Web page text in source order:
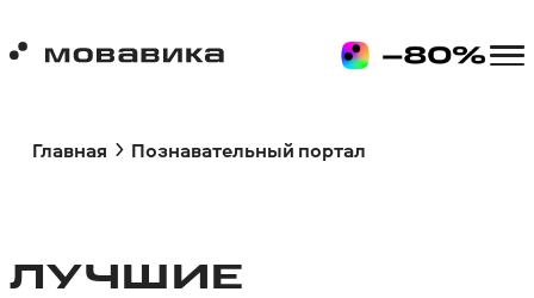
Главная Познавательный портал
ЛУЧШИЕ